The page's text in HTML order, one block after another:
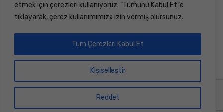
etmek için çerezleri kullanıyoruz. "Tümünü Kabul Et"e
tıklayarak, çerez kullanımımıza izin vermiş olursunuz.
Kişiselleştir
Reddet
Tüm Çerezleri Kabul Et
Gizlilik Politikası
Copyright © 2026 Sinerji Rulman | Her Hakkı Saklıdır |
Dizayn ve KodlamaBilişim Marketi